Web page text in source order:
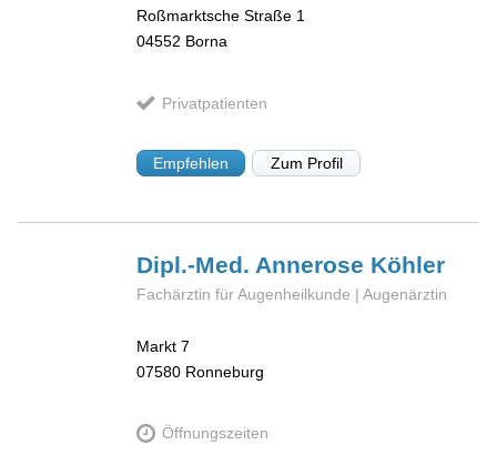
Roßmarktsche Straße 1
04552 Borna
Privatpatienten
Empfehlen Zum Profil
Dipl.-Med. Annerose Köhler
Fachärztin für Augenheilkunde | Augenärztin
Markt 7
07580 Ronneburg
Öffnungszeiten